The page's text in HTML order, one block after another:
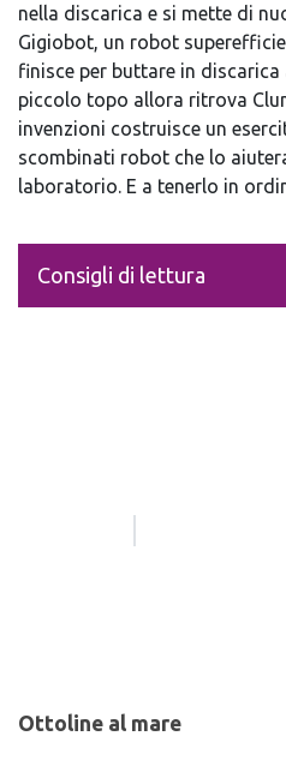
nella discarica e si mette di
Gigiobot, un robot
finisce per buttare in
piccolo topo allora ritrova
invenzioni costruisce un
scombinati robot che lo
laboratorio. E a tenerlo in
Consigli di lettura
Ottoline al mare